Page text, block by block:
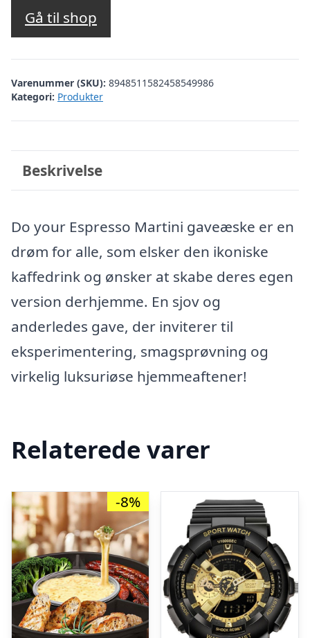
Gå til shop
Varenummer (SKU): 8948511582458549986
Kategori: Produkter
Beskrivelse
Do your Espresso Martini gaveæske er en
drøm for alle, som elsker den ikoniske
kaffedrink og ønsker at skabe deres egen
version derhjemme. En sjov og
anderledes gave, der inviterer til
eksperimentering, smagsprøvning og
virkelig luksuriøse hjemmeaftener!
Relaterede varer
-8%